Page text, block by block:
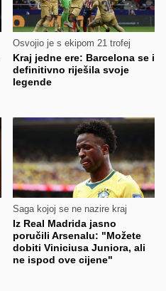
Osvojio je s ekipom 21 trofej
Kraj jedne ere: Barcelona se i
definitivno riješila svoje
legende
Saga kojoj se ne nazire kraj
Iz Real Madrida jasno
poručili Arsenalu: "Možete
dobiti Viniciusa Juniora, ali
ne ispod ove cijene"